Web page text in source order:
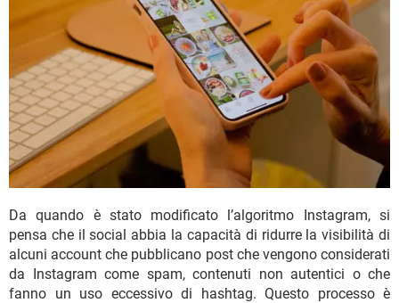
Da quando è stato modificato l’algoritmo Instagram, si
pensa che il social abbia la capacità di ridurre la visibilità di
alcuni account che pubblicano post che vengono considerati
da Instagram come spam, contenuti non autentici o che
fanno un uso eccessivo di hashtag. Questo processo è